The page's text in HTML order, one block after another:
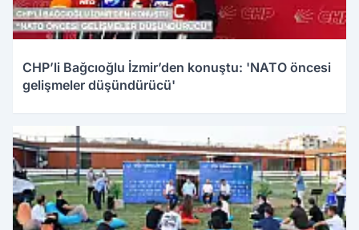
CHP’li Bağcıoğlu İzmir’den konuştu: 'NATO öncesi
gelişmeler düşündürücü'